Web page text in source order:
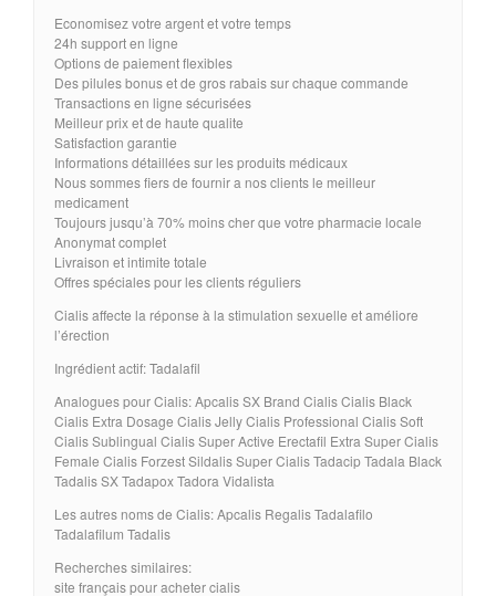
Economisez votre argent et votre temps
24h support en ligne
Options de paiement flexibles
Des pilules bonus et de gros rabais sur chaque commande
Transactions en ligne sécurisées
Meilleur prix et de haute qualite
Satisfaction garantie
Informations détaillées sur les produits médicaux
Nous sommes fiers de fournir a nos clients le meilleur
medicament
Toujours jusqu’à 70% moins cher que votre pharmacie locale
Anonymat complet
Livraison et intimite totale
Offres spéciales pour les clients réguliers
Cialis affecte la réponse à la stimulation sexuelle et améliore
l’érection
Ingrédient actif: Tadalafil
Analogues pour Cialis: Apcalis SX Brand Cialis Cialis Black
Cialis Extra Dosage Cialis Jelly Cialis Professional Cialis Soft
Cialis Sublingual Cialis Super Active Erectafil Extra Super Cialis
Female Cialis Forzest Sildalis Super Cialis Tadacip Tadala Black
Tadalis SX Tadapox Tadora Vidalista
Les autres noms de Cialis: Apcalis Regalis Tadalafilo
Tadalafilum Tadalis
Recherches similaires:
site français pour acheter cialis